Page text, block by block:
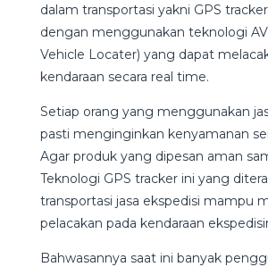
dalam transportasi yakni GPS
dengan menggunakan teknologi
Vehicle Locater) yang dapat
kendaraan secara real time.
Setiap orang yang menggunakan
pasti menginginkan kenyamanan
Agar produk yang dipesan aman
Teknologi GPS tracker ini yang
transportasi jasa ekspedisi mampu
pelacakan pada kendaraan
Bahwasannya saat ini banyak